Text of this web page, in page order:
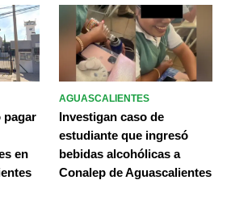
pagar
en
AGUASCALIENTES
Investigan caso de
estudiante que ingresó
bebidas alcohólicas a
Conalep de Aguascalientes